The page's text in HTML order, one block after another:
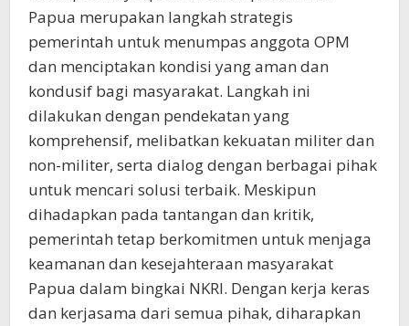
Papua merupakan langkah strategis
pemerintah untuk menumpas anggota OPM
dan menciptakan kondisi yang aman dan
kondusif bagi masyarakat. Langkah ini
dilakukan dengan pendekatan yang
komprehensif, melibatkan kekuatan militer dan
non-militer, serta dialog dengan berbagai pihak
untuk mencari solusi terbaik. Meskipun
dihadapkan pada tantangan dan kritik,
pemerintah tetap berkomitmen untuk menjaga
keamanan dan kesejahteraan masyarakat
Papua dalam bingkai NKRI. Dengan kerja keras
dan kerjasama dari semua pihak, diharapkan